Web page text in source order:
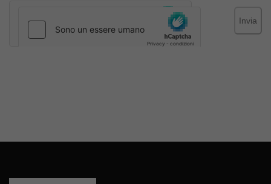
Invia